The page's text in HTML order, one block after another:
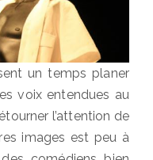
un temps planer
voix entendues au
l’attention de
images est peu à